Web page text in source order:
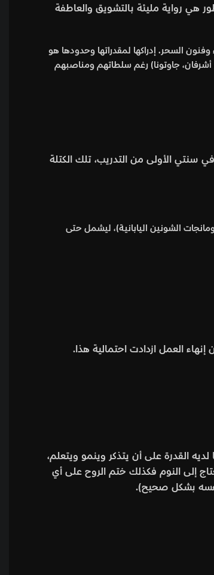
هي رواية مليئة بالتشويق والعاطفة
السحر. إدراكها لمقدراتها وحدودها هو
أشرفان، جاوتونا) رغم سلطاتهم ومناصبهم
سنتي الأولى من التدريب، تلك الكتلة
الشونين اليابانية)، ليشمل حتى
العمل ازدادت احتمالية هذا.
القدرة على أن يتذكر وينمو ويتعلم،
إلى النوم فكذلك ختم الروح على أي
بشكل صحيح).